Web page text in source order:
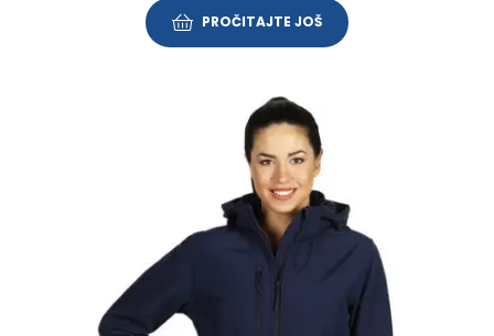
PROČITAJTE JOŠ